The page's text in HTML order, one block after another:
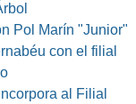
Pol Marín "Junior"
con el filial
al Filial